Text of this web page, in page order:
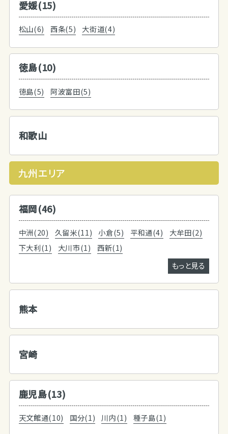
愛媛(15)
松山(6) 西条(5) 大街道(4)
徳島(10)
徳島(5) 阿波富田(5)
和歌山
九州エリア
福岡(46)
中洲(20) 久留米(11) 小倉(5) 平和通(4)
大牟田(2)
下大利(1)
大川市(1)
西新(1)
もっと見る
熊本
宮崎
鹿児島(13)
天文館通(10) 国分(1) 川内(1) 種子島(1)